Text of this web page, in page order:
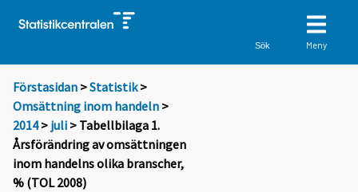
Sök Meny
Förstasidan >Statistik >
Omsättning inom handeln >
2014> juli > Tabellbilaga 1.
Årsförändring av omsättningen
inom handelns olika branscher,
% (TOL 2008)